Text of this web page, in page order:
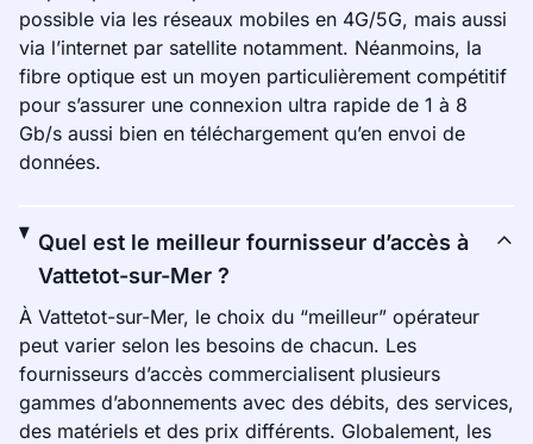
possible via les réseaux mobiles en 4G/5G, mais aussi
via l’internet par satellite notamment. Néanmoins, la
fibre optique est un moyen particulièrement compétitif
pour s’assurer une connexion ultra rapide de 1 à 8
Gb/s aussi bien en téléchargement qu’en envoi de
données.
Quel est le meilleur fournisseur d’accès à
Vattetot-sur-Mer ?
À Vattetot-sur-Mer, le choix du “meilleur” opérateur
peut varier selon les besoins de chacun. Les
fournisseurs d’accès commercialisent plusieurs
gammes d’abonnements avec des débits, des services,
des matériels et des prix différents. Globalement, les